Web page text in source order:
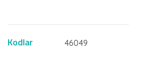
Kodlar 46049